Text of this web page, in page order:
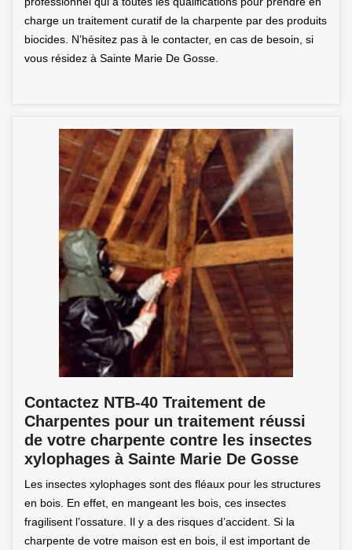
charge un traitement curatif de la charpente par des produits
biocides. N’hésitez pas à le contacter, en cas de besoin, si
vous résidez à Sainte Marie De Gosse.
Contactez NTB-40 Traitement de
Charpentes pour un traitement réussi
de votre charpente contre les insectes
xylophages à Sainte Marie De Gosse
Les insectes xylophages sont des fléaux pour les structures
en bois. En effet, en mangeant les bois, ces insectes
fragilisent l’ossature. Il y a des risques d’accident. Si la
charpente de votre maison est en bois, il est important de